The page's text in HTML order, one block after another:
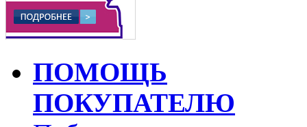
ПОМОЩЬ
ПОКУПАТЕЛЮ